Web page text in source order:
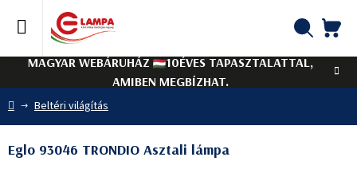
tartalomhoz
MAGYAR WEBÁRUHÁZ
10ÉVES TAPASZTALATTAL,
AMIBEN MEGBÍZHAT.
Kezdőlap
Beltéri világítás
Eglo 93046 TRONDIO Asztali lámpa